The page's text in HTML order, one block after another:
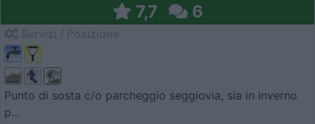
7,7 6
Punto di sosta c/o parcheggio seggiovia, sia in inverno
p...